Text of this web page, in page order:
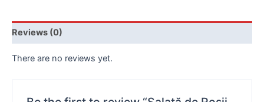
Reviews (0)
There are no reviews yet.